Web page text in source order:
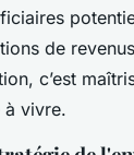
de
c’est
à vivre.